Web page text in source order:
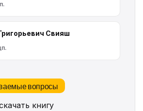
Свияш
вопросы
книгу